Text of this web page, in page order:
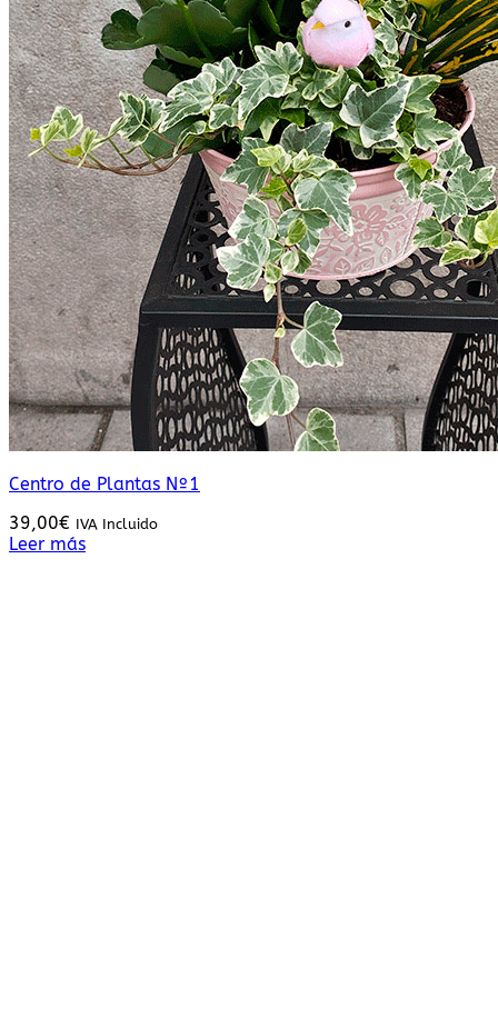
Centro de Plantas Nº1
39,00€ IVA Incluido
Leer más